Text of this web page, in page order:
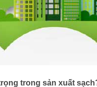
trong sản xuất